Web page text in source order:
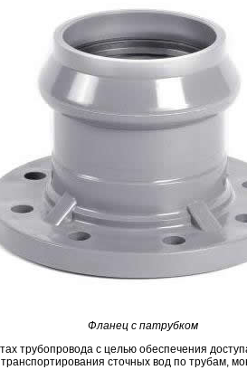
Фланец с патрубком
трубопровода с целью обеспечения
сточных вод по трубам,